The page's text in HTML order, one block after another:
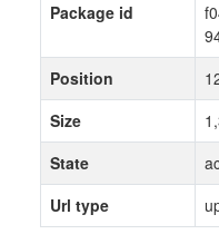
Package id
Position
Size
State
Url type